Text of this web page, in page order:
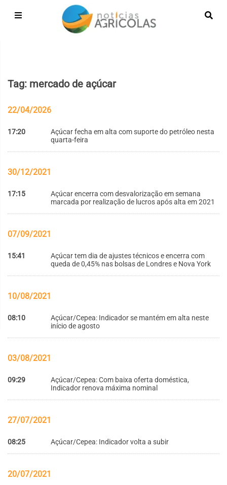
Tag: mercado de açúcar
22/04/2026
17:20
Açúcar fecha em alta com suporte do petróleo nesta
quarta-feira
30/12/2021
17:15
Açúcar encerra com desvalorização em semana
marcada por realização de lucros após alta em 2021
07/09/2021
15:41
Açúcar tem dia de ajustes técnicos e encerra com
queda de 0,45% nas bolsas de Londres e Nova York
10/08/2021
08:10
Açúcar/Cepea: Indicador se mantém em alta neste
início de agosto
03/08/2021
09:29
Açúcar/Cepea: Com baixa oferta doméstica,
Indicador renova máxima nominal
27/07/2021
08:25 Açúcar/Cepea: Indicador volta a subir
20/07/2021